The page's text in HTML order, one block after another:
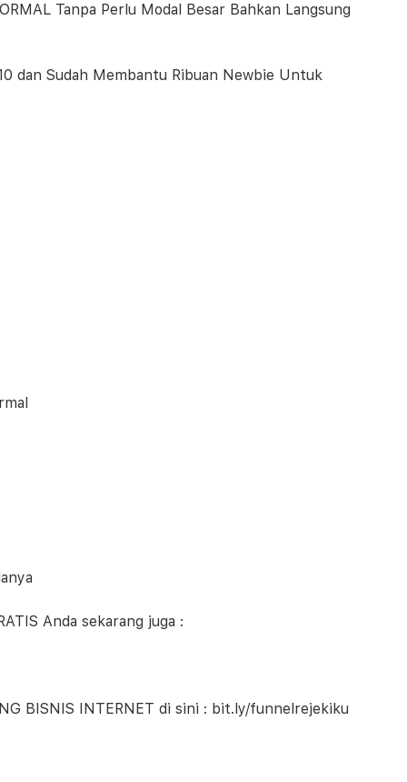
Tanpa Perlu Modal Besar Bahkan Langsung
dan Sudah Membantu Ribuan Newbie Untuk
Anda sekarang juga :
BISNIS INTERNET di sini : bit.ly/funnelrejekiku